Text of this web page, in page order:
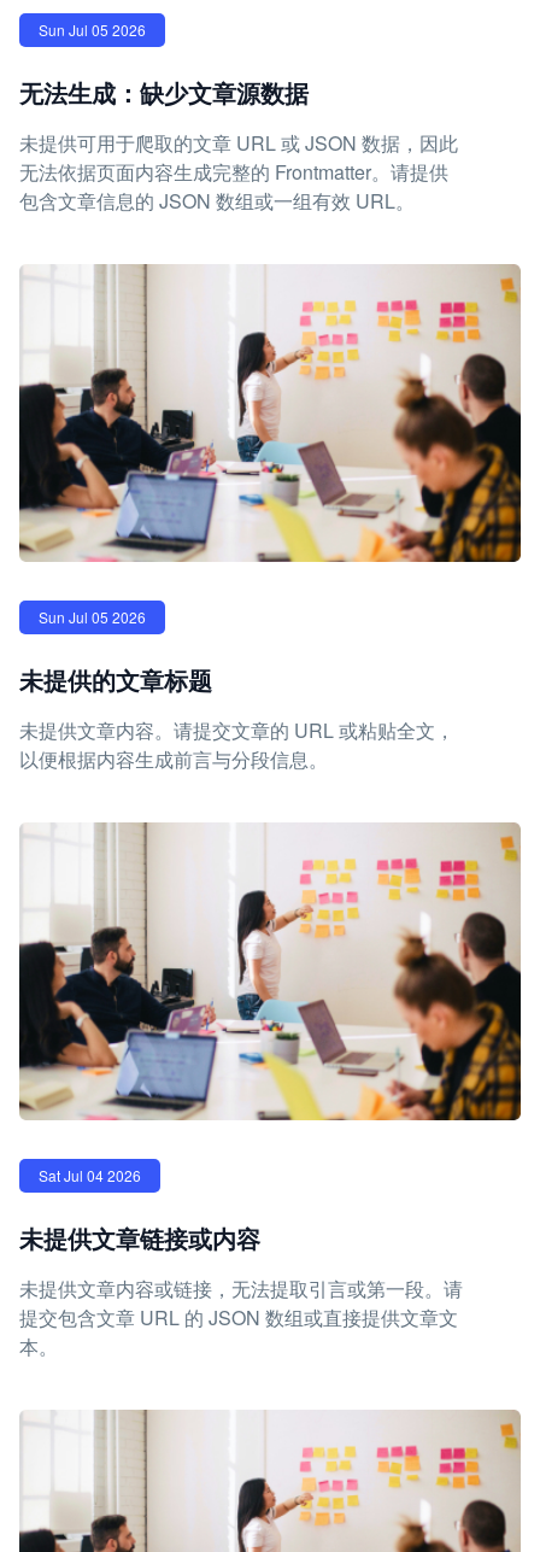
Sun Jul 05 2026
无法生成：缺少文章源数据
未提供可用于爬取的文章 URL 或 JSON 数据，因此
无法依据页面内容生成完整的 Frontmatter。请提供
包含文章信息的 JSON 数组或一组有效 URL。
Sun Jul 05 2026
未提供的文章标题
未提供文章内容。请提交文章的 URL 或粘贴全文，
以便根据内容生成前言与分段信息。
Sat Jul 04 2026
未提供文章链接或内容
未提供文章内容或链接，无法提取引言或第一段。请
提交包含文章 URL 的 JSON 数组或直接提供文章文
本。